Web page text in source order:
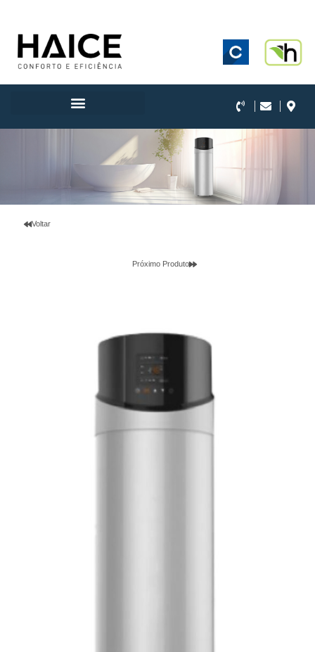
Voltar
Próximo Produto